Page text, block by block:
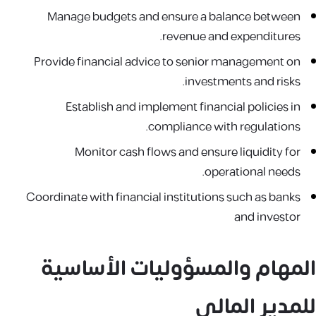
Manage budgets and ensure a balance between
revenue and expenditures.
Provide financial advice to senior management on
investments and risks.
Establish and implement financial policies in
compliance with regulations.
Monitor cash flows and ensure liquidity for
operational needs.
Coordinate with financial institutions such as banks
and investor
المهام والمسؤوليات الأساسية
للمدير المالي